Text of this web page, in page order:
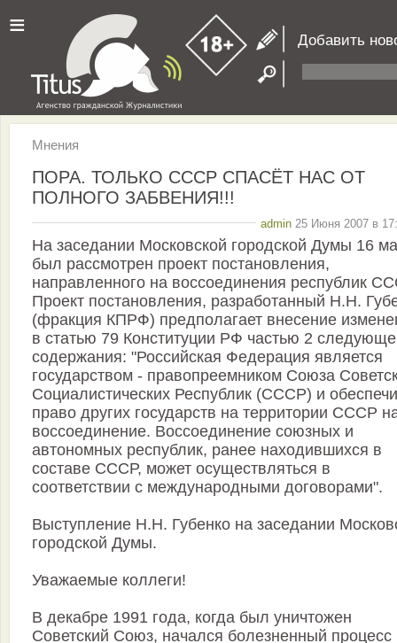
≡ Добавить
Мнения
ПОРА. ТОЛЬКО СССР СПАСЁТ НАС ОТ
ПОЛНОГО ЗАБВЕНИЯ!!!
admin 25 Июня 2007 в
На заседании Московской городской Думы 16
был рассмотрен проект постановления,
направленного на воссоединения республик
Проект постановления, разработанный Н.Н.
(фракция КПРФ) предполагает внесение
в статью 79 Конституции РФ частью 2
содержания: "Российская Федерация является
государством - правопреемником Союза
Социалистических Республик (СССР) и
право других государств на территории СССР
воссоединение. Воссоединение союзных и
автономных республик, ранее находившихся в
составе СССР, может осуществляться в
соответствии с международными договорами".
Выступление Н.Н. Губенко на заседании
городской Думы.
Уважаемые коллеги!
В декабре 1991 года, когда был уничтожен
Советский Союз, начался болезненный процесс